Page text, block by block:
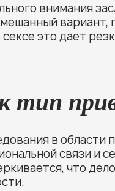
внимания
вариант,
сексе это дает
тип
в области
связи и
что